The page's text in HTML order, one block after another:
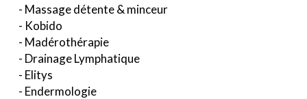
- Massage détente & minceur
- Kobido
- Madérothérapie
- Drainage Lymphatique
- Elitys
- Endermologie